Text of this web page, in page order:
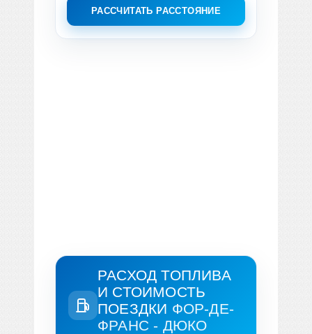
РАССЧИТАТЬ РАССТОЯНИЕ
РАСХОД ТОПЛИВА
И СТОИМОСТЬ
ПОЕЗДКИ ФОР-ДЕ-
ФРАНС - ДЮКО